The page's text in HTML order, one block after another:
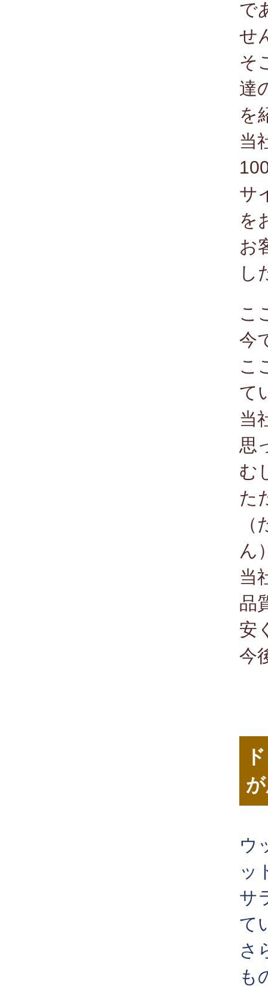
で
せ
そ
達
を
当
サ
を
お
し
こ
今
こ
て
当
思
む
た
ん
当
品
安
今
ウ
ッ
サ
て
さ
も